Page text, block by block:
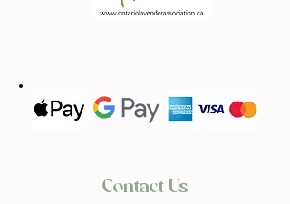
Contact Us